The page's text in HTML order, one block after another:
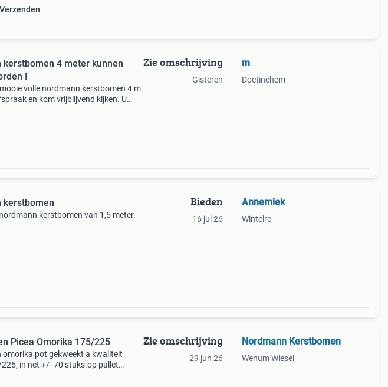
4 meter kunnen
!
volle nordmann kerstbomen 4 m.
en kom vrijblijvend kijken. U
Zie omschrijving
Gisteren
m
Doetinchem
kerstbomen
kerstbomen van 1,5 meter.
Bieden
16 jul 26
Annemiek
Wintelre
Picea Omorika 175/225
omorika pot gekweekt a kwaliteit
in net +/- 70 stuks.op pallet
Zie omschrijving
29 jun 26
Nordmann Kerstbomen
Wenum Wiesel